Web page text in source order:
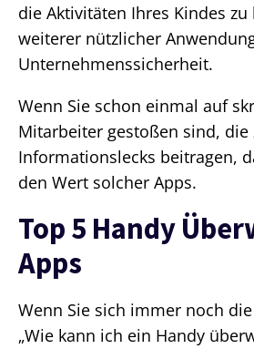
die Aktivitäten Ihres Kindes zu
weiterer nützlicher
Unternehmenssicherheit.
Wenn Sie schon einmal auf
Mitarbeiter gestoßen sind, die
Informationslecks beitragen,
den Wert solcher Apps.
Top 5 Handy
Apps
Wenn Sie sich immer noch
„Wie kann ich ein Handy